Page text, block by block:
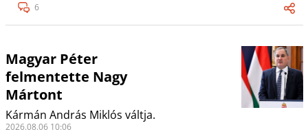
6
Magyar Péter
felmentette Nagy
Mártont
Kármán András Miklós váltja.
2026.08.06 10:06